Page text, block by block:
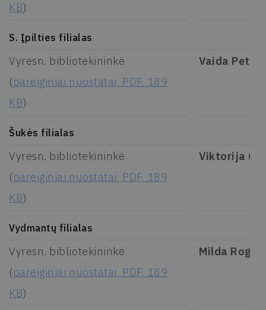
KB)
S. Įpilties filialas
Vyresn. bibliotekininkė
(pareiginiai nuostatai, PDF, 189
KB)
Vaida
Šukės filialas
Vyresn. bibliotekininkė
(pareiginiai nuostatai, PDF, 189
KB)
Viktorija
Vydmantų filialas
Vyresn. bibliotekininkė
(pareiginiai nuostatai, PDF, 189
KB)
Milda